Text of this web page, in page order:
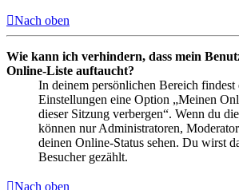
Nach oben
Wie kann ich verhindern, dass mein
Online-Liste auftaucht?
In deinem persönlichen Bereich findest
Einstellungen eine Option „Meinen
dieser Sitzung verbergen“. Wenn du
können nur Administratoren,
deinen Online-Status sehen. Du wirst
Besucher gezählt.
Nach oben